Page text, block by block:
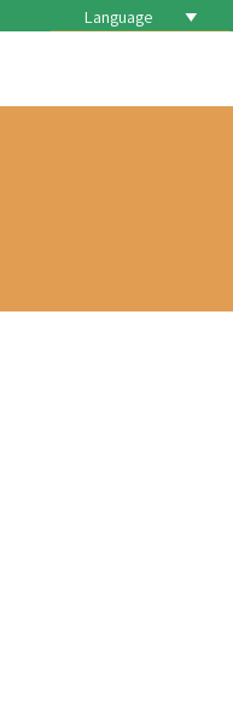
Language 